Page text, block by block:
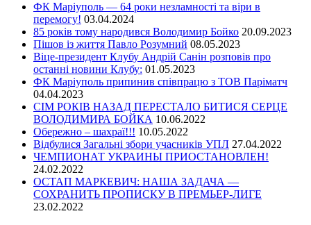
ФК Маріуполь — 64 роки незламності та віри в
перемогу! 03.04.2024
85 років тому народився Володимир Бойко 20.09.2023
Пішов із життя Павло Розумний 08.05.2023
Віце-президент Клубу Андрій Санін розповів про
останні новини Клубу: 01.05.2023
ФК Маріуполь припинив співпрацю з ТОВ Паріматч
04.04.2023
СІМ РОКІВ НАЗАД ПЕРЕСТАЛО БИТИСЯ СЕРЦЕ
ВОЛОДИМИРА БОЙКА 10.06.2022
Обережно – шахраї!!! 10.05.2022
Відбулися Загальні збори учасників УПЛ 27.04.2022
ЧЕМПИОНАТ УКРАИНЫ ПРИОСТАНОВЛЕН!
24.02.2022
ОСТАП МАРКЕВИЧ: НАША ЗАДАЧА —
СОХРАНИТЬ ПРОПИСКУ В ПРЕМЬЕР-ЛИГЕ
23.02.2022